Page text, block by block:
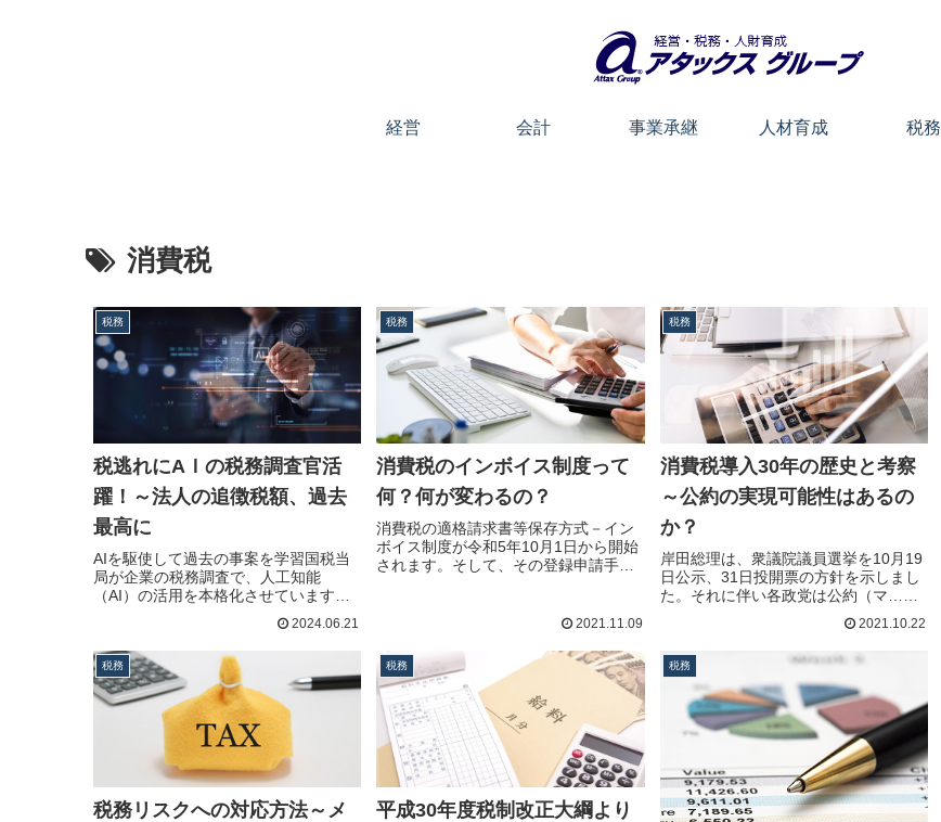
経営 会計 事業承継 人材育成 税務
消費税
税務
税逃れにAＩの税務調査官活
躍！～法人の追徴税額、過去
最高に
AIを駆使して過去の事案を学習国税当
局が企業の税務調査で、人工知能
（AI）の活用を本格化させています。
2024.06.21
税務
消費税のインボイス制度って
何？何が変わるの？
消費税の適格請求書等保存方式－イン
ボイス制度が令和5年10月1日から開始
されます。そして、その登録申請手…
2021.11.09
税務
消費税導入30年の歴史と考察
～公約の実現可能性はあるの
か？
岸田総理は、衆議院議員選挙を10月19
日公示、31日投開票の方針を示しまし
た。それに伴い各政党は公約（マ…続
2021.10.22
税務
税務リスクへの対応方法～メ
税務
平成30年度税制改正大綱より
税務